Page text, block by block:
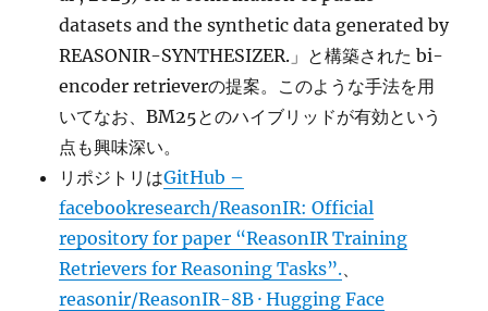
datasets and the synthetic data generated by
REASONIR-SYNTHESIZER.」と構築された bi-
encoder retrieverの提案。このような手法を用
いてなお、BM25とのハイブリッドが有効という
点も興味深い。
リポジトリはGitHub –
facebookresearch/ReasonIR: Official
repository for paper “ReasonIR Training
Retrievers for Reasoning Tasks”.、
reasonir/ReasonIR-8B · Hugging Face